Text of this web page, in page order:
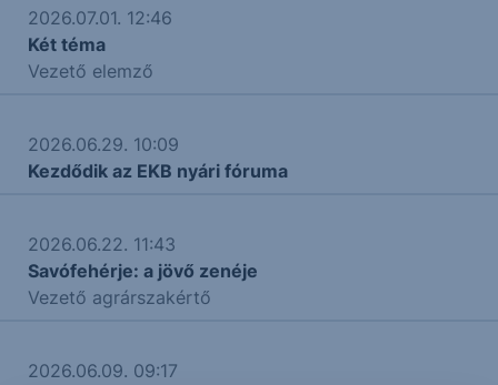
2026.07.01. 12:46
Két téma
Vezető elemző
2026.06.29. 10:09
Kezdődik az EKB nyári fóruma
2026.06.22. 11:43
Savófehérje: a jövő zenéje
Vezető agrárszakértő
2026.06.09. 09:17